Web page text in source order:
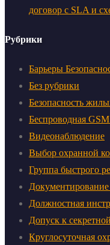
договор с SLA и
Рубрики
Барьеры
Без рубрики
Безопасность
Беспроводная
Видеонаблюдение
Выбор охранной
Группа быстрого
Должностная
Допуск к
Круглосуточная